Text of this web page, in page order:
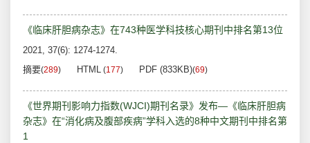
《临床肝胆病杂志》在743种医学科技核心期刊中排名第13位
2021, 37(6): 1274-1274.
摘要(289) HTML (177) PDF (833KB)(69)
《世界期刊影响力指数(WJCI)期刊名录》发布—《临床肝胆病
杂志》在“消化病及腹部疾病”学科入选的8种中文期刊中排名第
1